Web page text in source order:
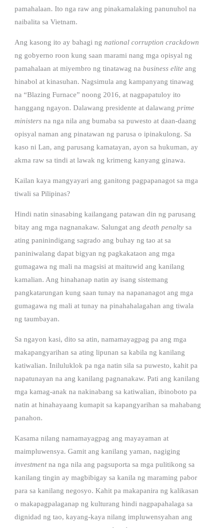
pamahalaan. Ito nga raw ang pinakamalaking panunuhol na
naibalita sa Vietnam.
Ang kasong ito ay bahagi ng national corruption crackdown
ng gobyerno roon kung saan marami nang mga opisyal ng
pamahalaan at miyembro ng tinatawag na business elite ang
hinabol at kinasuhan. Nagsimula ang kampanyang tinawag
na “Blazing Furnace” noong 2016, at nagpapatuloy ito
hanggang ngayon. Dalawang presidente at dalawang prime
ministers na nga nila ang bumaba sa puwesto at daan-daang
opisyal naman ang pinatawan ng parusa o ipinakulong. Sa
kaso ni Lan, ang parusang kamatayan, ayon sa hukuman, ay
akma raw sa tindi at lawak ng krimeng kanyang ginawa.
Kailan kaya mangyayari ang ganitong pagpapanagot sa mga
tiwali sa Pilipinas?
Hindi natin sinasabing kailangang patawan din ng parusang
bitay ang mga nagnanakaw. Salungat ang death penalty sa
ating paninindigang sagrado ang buhay ng tao at sa
paniniwalang dapat bigyan ng pagkakataon ang mga
gumagawa ng mali na magsisi at maituwid ang kanilang
kamalian. Ang hinahanap natin ay isang sistemang
pangkatarungan kung saan tunay na napananagot ang mga
gumagawa ng mali at tunay na pinahahalagahan ang tiwala
ng taumbayan.
Sa ngayon kasi, dito sa atin, namamayagpag pa ang mga
makapangyarihan sa ating lipunan sa kabila ng kanilang
katiwalian. Iniluluklok pa nga natin sila sa puwesto, kahit pa
napatunayan na ang kanilang pagnanakaw. Pati ang kanilang
mga kamag-anak na nakinabang sa katiwalian, ibinoboto pa
natin at hinahayaang kumapit sa kapangyarihan sa mahabang
panahon.
Kasama nilang namamayagpag ang mayayaman at
maimpluwensya. Gamit ang kanilang yaman, nagiging
investmentna nga nila ang pagsuporta sa mga pulitikong sa
kanilang tingin ay magbibigay sa kanila ng maraming pabor
para sa kanilang negosyo. Kahit pa makapanira ng kalikasan
o makapagpalaganap ng kulturang hindi nagpapahalaga sa
dignidad ng tao, kayang-kaya nilang impluwensyahan ang